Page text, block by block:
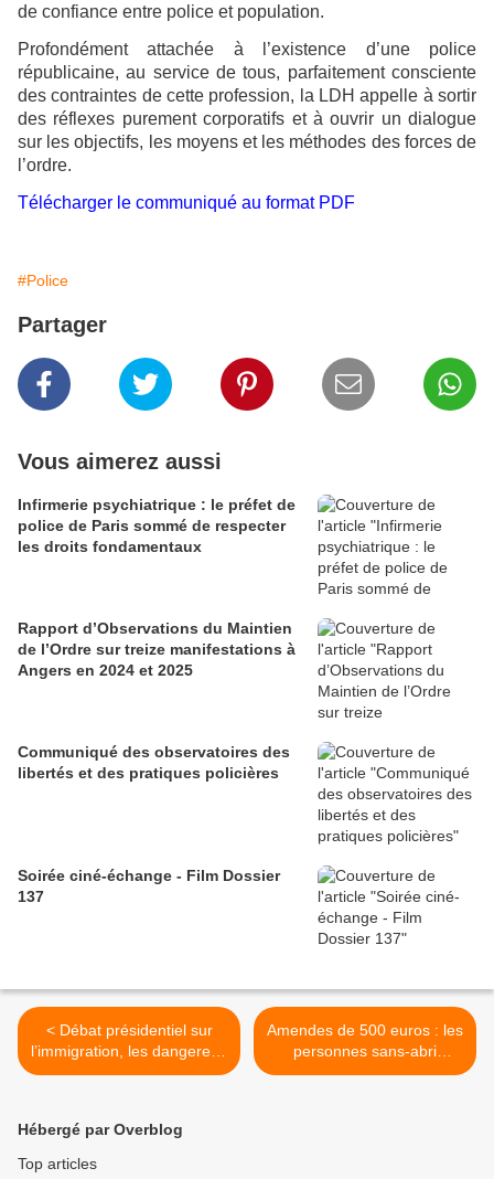
de confiance entre police et population.
Profondément attachée à l’existence d’une police
républicaine, au service de tous, parfaitement consciente
des contraintes de cette profession, la LDH appelle à sortir
des réflexes purement corporatifs et à ouvrir un dialogue
sur les objectifs, les moyens et les méthodes des forces de
l’ordre.
Télécharger le communiqué au format PDF
#Police
Partager
Vous aimerez aussi
Infirmerie psychiatrique : le préfet de
police de Paris sommé de respecter
les droits fondamentaux
Rapport d’Observations du Maintien
de l’Ordre sur treize manifestations à
Angers en 2024 et 2025
Communiqué des observatoires des
libertés et des pratiques policières
Soirée ciné-échange - Film Dossier
137
< Débat présidentiel sur
l’immigration, les dangereux
calculs du président de la
Amendes de 500 euros : les
personnes sans-abri
menacées >
Hébergé par Overblog
Top articles